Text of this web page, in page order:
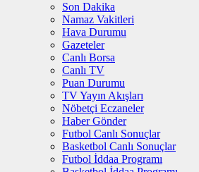
Son Dakika
Namaz Vakitleri
Hava Durumu
Gazeteler
Canlı Borsa
Canlı TV
Puan Durumu
TV Yayın Akışları
Nöbetçi Eczaneler
Haber Gönder
Futbol Canlı Sonuçlar
Basketbol Canlı Sonuçlar
Futbol İddaa Programı